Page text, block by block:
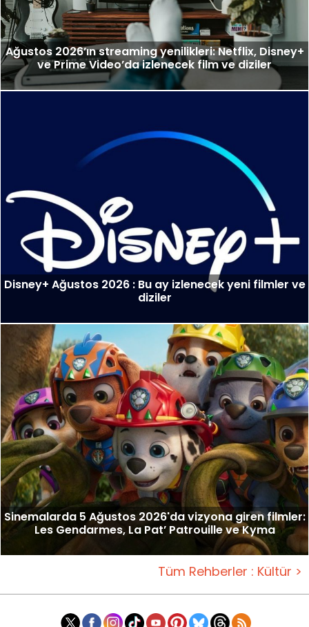
Ağustos 2026’ın streaming yenilikleri: Netflix, Disney+
ve Prime Video’da izlenecek film ve diziler
Disney+ Ağustos 2026 : Bu ay izlenecek yeni filmler ve
diziler
Sinemalarda 5 Ağustos 2026'da vizyona giren filmler:
Les Gendarmes, La Pat’ Patrouille ve Kyma
Tüm Rehberler : Kültür >